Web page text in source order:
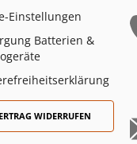
Einstellungen
Batterien &
WIDERRUFEN